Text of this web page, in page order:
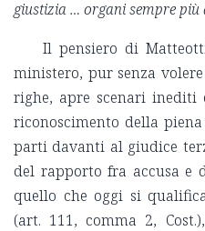
giustizia … organi sempre
Il pensiero di
ministero, pur senza
righe, apre scenari
riconoscimento della
parti davanti al giudice
del rapporto fra accusa e
quello che oggi si
(art. 111, comma 2,